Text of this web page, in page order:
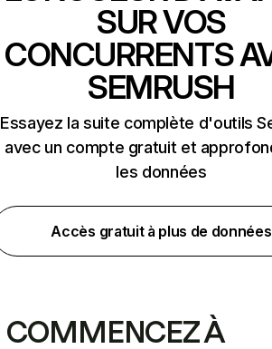
SUR VOS
CONCURRENTS
SEMRUSH
Essayez la suite complète d'outils
avec un compte gratuit et
les données
Accès gratuit à plus de données
COMMENCEZ À